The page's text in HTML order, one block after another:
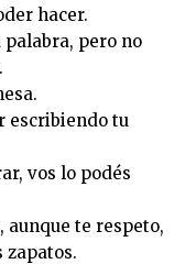
hacer.
pero no
escribiendo tu
vos lo podés
aunque te respeto,
zapatos.